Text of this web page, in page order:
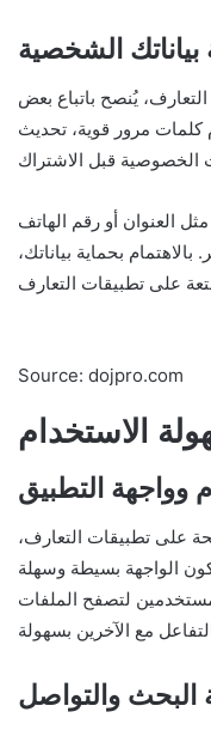
بياناتك الشخصية
يُنصح باتباع بعض
كلمات مرور قوية، تحديث
العنوان أو رقم الهاتف
بحماية بياناتك،
Source: dojpro.com
الاستخدام
وواجهة التطبيق
على تطبيقات التعارف،
الواجهة بسيطة وسهلة
لتصفح الملفات
والتواصل